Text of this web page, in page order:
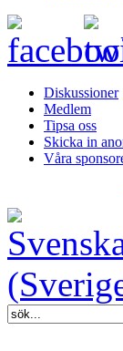
Diskussioner
Medlem
Tipsa oss
Skicka in
Våra